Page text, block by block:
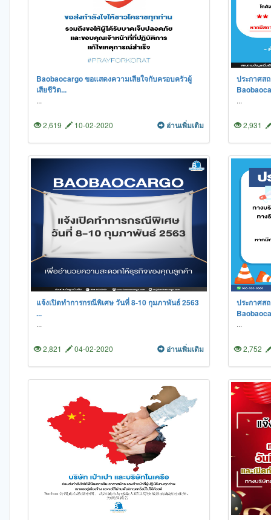
Baobaocargo ขอแสดงความเสียใจกับครอบครัวผู้
เสียชีวิต...
...
2,619 10-02-2020 อ่านเพิ่มเติม
ประกาศส
...
2,931
แจ้งเปิดทำการกรณีพิเศษ วันที่ 8-10 กุมภาพันธ์ 2563
...
...
2,821 04-02-2020 อ่านเพิ่มเติม
ประกาศส
...
2,752